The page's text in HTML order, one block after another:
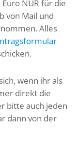
NUR für die
von Mail und
Alles
wenn ihr als
direkt die
bitte auch jeden
dann von der